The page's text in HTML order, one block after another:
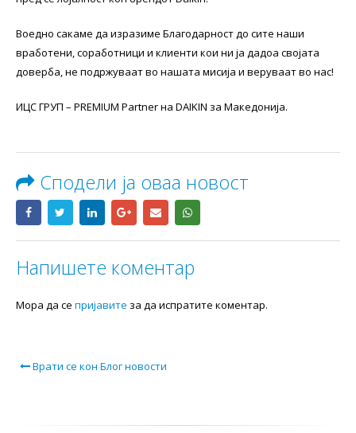
пред се лојалност кон брендот Daikin.
Воедно сакаме да изразиме Благодарност до сите наши
вработени, соработници и клиенти кои ни ја дадоа својата
доверба, не подржуваат во нашата мисија и веруваат во нас!
ИЦС ГРУП – PREMIUM Partner на DAIKIN за Македонија.
Сподели ја оваа новост
Напишете коментар
Мора да се пријавите за да испратите коментар.
Врати се кон Блог новости